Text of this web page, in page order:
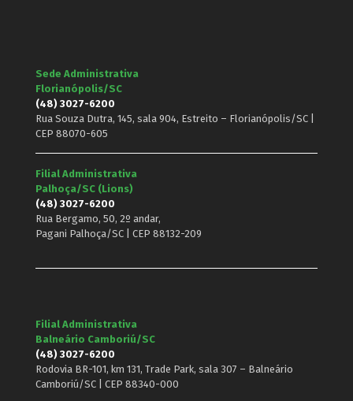
Sede Administrativa
Florianópolis/SC
(48) 3027-6200
Rua Souza Dutra, 145, sala 904, Estreito – Florianópolis/SC |
CEP 88070-605
Filial Administrativa
Palhoça/SC (Lions)
(48) 3027-6200
Rua Bergamo, 50, 2º andar,
Pagani Palhoça/SC | CEP 88132-209
Filial Administrativa
Balneário Camboriú/SC
(48) 3027-6200
Rodovia BR-101, km 131, Trade Park, sala 307 – Balneário
Camboriú/SC | CEP 88340-000